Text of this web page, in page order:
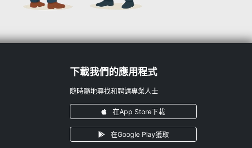
下載我們的應用程式
隨時隨地尋找和聘請專業人士
在App Store下載
在Google Play獲取